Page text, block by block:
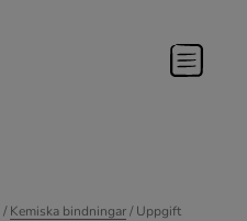
/Kemiska bindningar/ Uppgift